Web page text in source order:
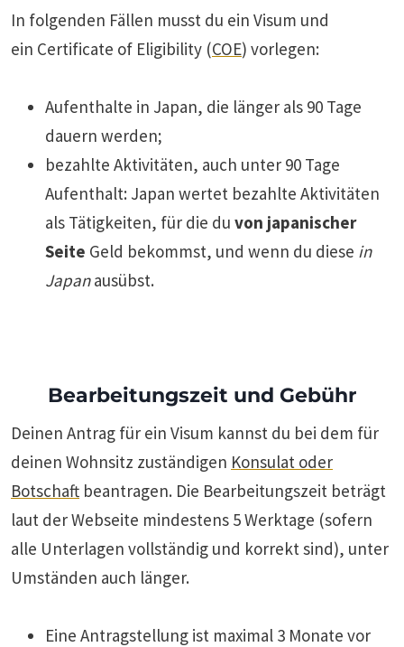
In folgenden Fällen musst du ein Visum und
ein Certificate of Eligibility (COE) vorlegen:
Aufenthalte in Japan, die länger als 90 Tage
dauern werden;
bezahlte Aktivitäten, auch unter 90 Tage
Aufenthalt: Japan wertet bezahlte Aktivitäten
als Tätigkeiten, für die du von japanischer
Seite Geld bekommst, und wenn du diese in
Japanausübst.
Bearbeitungszeit und Gebühr
Deinen Antrag für ein Visum kannst du bei dem für
deinen Wohnsitz zuständigen Konsulat oder
Botschaft beantragen. Die Bearbeitungszeit beträgt
laut der Webseite mindestens 5 Werktage (sofern
alle Unterlagen vollständig und korrekt sind), unter
Umständen auch länger.
Eine Antragstellung ist maximal 3 Monate vor